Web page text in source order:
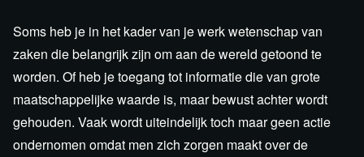
Soms heb je in het kader van je werk wetenschap van
zaken die belangrijk zijn om aan de wereld getoond te
worden. Of heb je toegang tot informatie die van grote
maatschappelijke waarde is, maar bewust achter wordt
gehouden. Vaak wordt uiteindelijk toch maar geen actie
ondernomen omdat men zich zorgen maakt over de